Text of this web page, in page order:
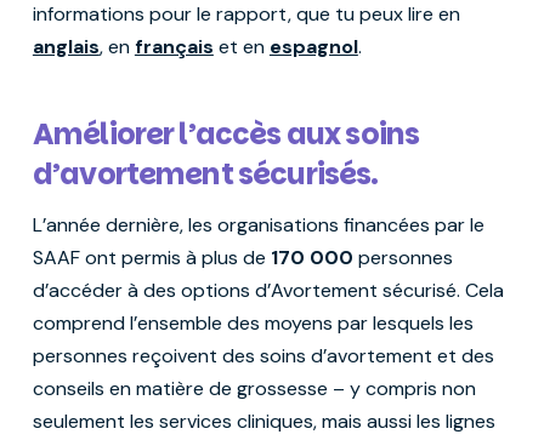
informations pour le rapport, que tu peux lire en
anglais, enfrançais et en espagnol.
Améliorer l’accès aux soins
d’avortement sécurisés.
L’année dernière, les organisations financées par le
SAAF ont permis à plus de 170 000 personnes
d’accéder à des options d’Avortement sécurisé. Cela
comprend l’ensemble des moyens par lesquels les
personnes reçoivent des soins d’avortement et des
conseils en matière de grossesse – y compris non
seulement les services cliniques, mais aussi les lignes